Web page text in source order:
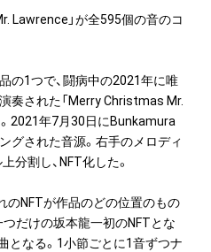
Lawrence」が全595個の音のコ
の1つで、闘病中の2021年に唯
奏された「Merry Christmas Mr.
2021年7月30日にBunkamura
グされた音源。右手のメロディ
分割し、NFT化した。
のNFTが作品のどの位置のもの
だけの坂本龍一初のNFTとな
となる。1小節ごとに1音ずつナ